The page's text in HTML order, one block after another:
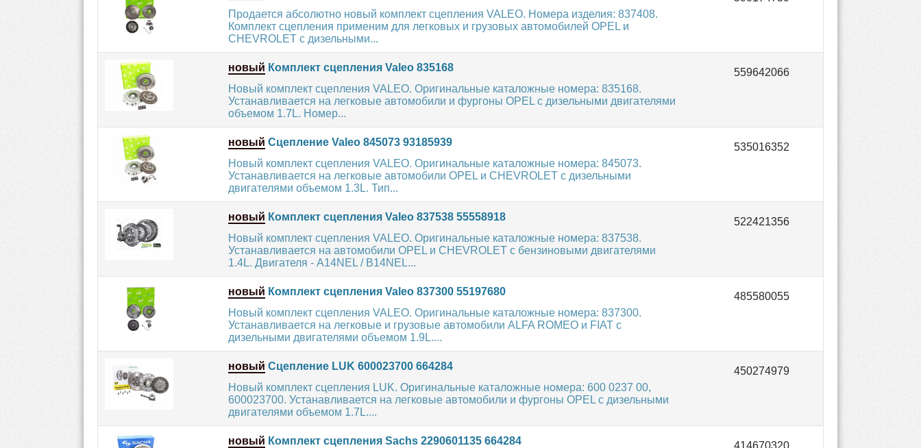
Продается абсолютно новый комплект сцепления VALEO. Номера изделия: 837408.
Комплект сцепления применим для легковых и грузовых автомобилей OPEL и
CHEVROLET с дизельными...
новый Комплект сцепления Valeo 835168
Новый комплект сцепления VALEO. Оригинальные каталожные номера: 835168.
Устанавливается на легковые автомобили и фургоны OPEL с дизельными двигателями
объемом 1.7L. Номер...
новый Сцепление Valeo 845073 93185939
Новый комплект сцепления VALEO. Оригинальные каталожные номера: 845073.
Устанавливается на легковые автомобили OPEL и CHEVROLET с дизельными
двигателями объемом 1.3L. Тип...
новый Комплект сцепления Valeo 837538 55558918
Новый комплект сцепления VALEO. Оригинальные каталожные номера: 837538.
Устанавливается на автомобили OPEL и CHEVROLET с бензиновыми двигателями
1.4L. Двигателя - A14NEL / B14NEL...
новый Комплект сцепления Valeo 837300 55197680
Новый комплект сцепления VALEO. Оригинальные каталожные номера: 837300.
Устанавливается на легковые и грузовые автомобили ALFA ROMEO и FIAT с
дизельными двигателями объемом 1.9L....
новый Сцепление LUK 600023700 664284
Новый комплект сцепления LUK. Оригинальные каталожные номера: 600 0237 00,
600023700. Устанавливается на легковые автомобили и фургоны OPEL с дизельными
двигателями объемом 1.7L....
новый Комплект сцепления Sachs 2290601135 664284